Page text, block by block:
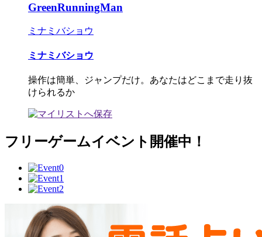
GreenRunningMan
ミナミバショウ
ミナミバショウ
操作は簡単、ジャンプだけ。あなたはどこまで走り抜
けられるか
フリーゲームイベント開催中！